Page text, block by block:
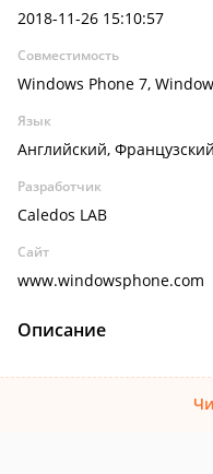
2018-11-26 15:10:57
Совместимость
Windows Phone 7,
Язык
Английский, Французский
Разработчик
Caledos LAB
Сайт
www.windowsphone.com
Описание